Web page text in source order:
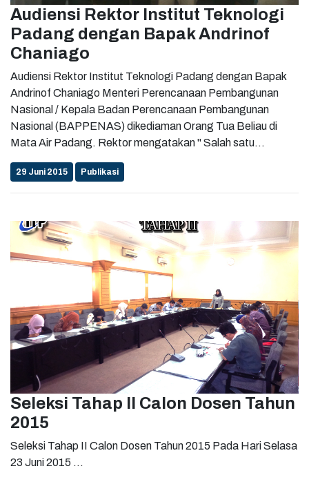
Audiensi Rektor Institut Teknologi
Padang dengan Bapak Andrinof
Chaniago
Audiensi Rektor Institut Teknologi Padang dengan Bapak
Andrinof Chaniago Menteri Perencanaan Pembangunan
Nasional / Kepala Badan Perencanaan Pembangunan
Nasional (BAPPENAS) dikediaman Orang Tua Beliau di
Mata Air Padang. Rektor mengatakan " Salah satu
dengan seluruh alumni, karena dimana pun perguruan tinggi
bisa besar adalah peran dari alumni, contoh UGM, ITB, UI
29 Juni 2015 Publikasi
Seleksi Tahap II Calon Dosen Tahun
2015
Seleksi Tahap II Calon Dosen Tahun 2015 Pada Hari Selasa
23 Juni 2015 ...